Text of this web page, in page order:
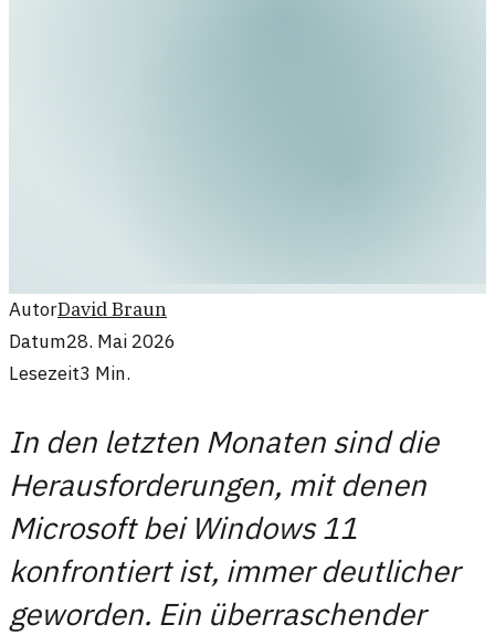
AutorDavid Braun
Datum28. Mai 2026
Lesezeit3 Min.
In den letzten Monaten sind die
Herausforderungen, mit denen
Microsoft bei Windows 11
konfrontiert ist, immer deutlicher
geworden. Ein überraschender